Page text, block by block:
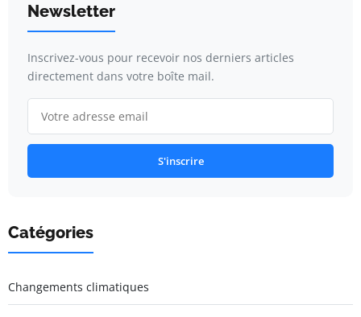
Newsletter
Inscrivez-vous pour recevoir nos derniers articles
directement dans votre boîte mail.
S'inscrire
Catégories
Changements climatiques